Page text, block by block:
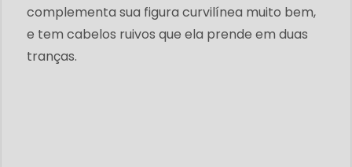
complementa sua figura curvilínea muito bem,
e tem cabelos ruivos que ela prende em duas
tranças.